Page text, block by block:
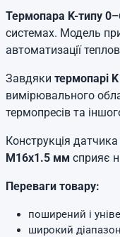
Термопара K-типу
системах. Модель
автоматизації
Завдяки термопарі
вимірювального
термопресів та
Конструкція
М16х1.5 мм сприяє
Переваги товару:
поширений і
широкий